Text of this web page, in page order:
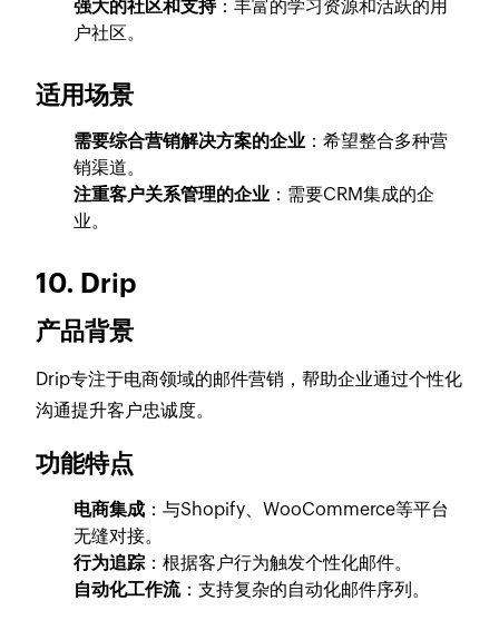
强大的社区和支持：丰富的学习资源和活跃的用
户社区。
适用场景
需要综合营销解决方案的企业 ：希望整合多种营
销渠道。
注重客户关系管理的企业 ：需要CRM集成的企
业。
10. Drip
产品背景
Drip专注于电商领域的邮件营销，帮助企业通过个性化
沟通提升客户忠诚度。
功能特点
电商集成 ：与Shopify、WooCommerce等平台
无缝对接。
行为追踪 ：根据客户行为触发个性化邮件。
自动化工作流：支持复杂的自动化邮件序列。